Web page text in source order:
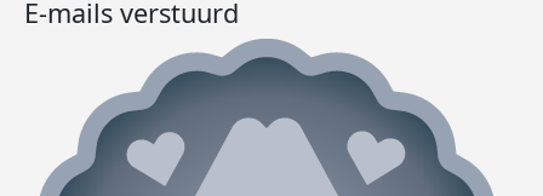
E-mails verstuurd